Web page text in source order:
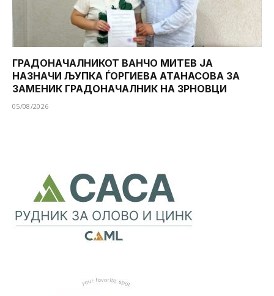
ГРАДОНАЧАЛНИКОТ ВАНЧО МИТЕВ ЈА
НАЗНАЧИ ЉУПКА ЃОРГИЕВА АТАНАСОВА ЗА
ЗАМЕНИК ГРАДОНАЧАЛНИК НА ЗРНОВЦИ
05/08/2026